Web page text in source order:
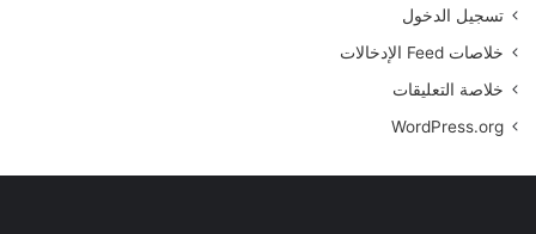
تسجيل الدخول
خلاصات Feed الإدخالات
خلاصة التعليقات
WordPress.org